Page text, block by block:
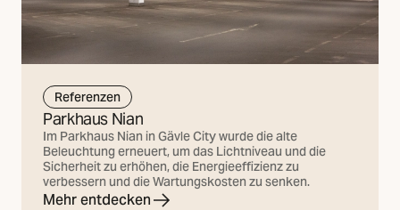
Referenzen
Parkhaus Nian
Im Parkhaus Nian in Gävle City wurde die alte
Beleuchtung erneuert, um das Lichtniveau und die
Sicherheit zu erhöhen, die Energieeffizienz zu
verbessern und die Wartungskosten zu senken.
Mehr entdecken